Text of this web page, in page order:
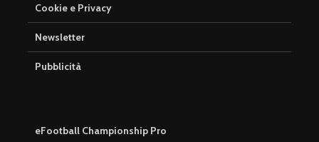
Cookie e Privacy
Newsletter
Pubblicità
eFootball Championship Pro